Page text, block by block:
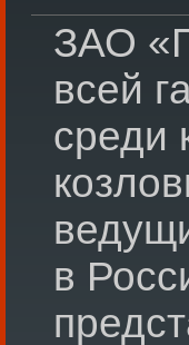
ЗАО
всей
среди
в